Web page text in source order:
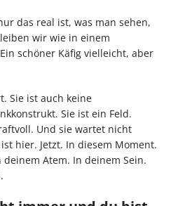
das real ist, was man sehen,
wir wie in einem
schöner Käfig vielleicht, aber
Sie ist auch keine
Sie ist ein Feld.
Und sie wartet nicht
hier. Jetzt. In diesem Moment.
Atem. In deinem Sein.